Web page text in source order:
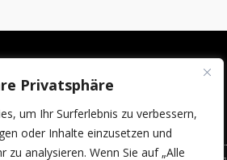
Privatsphäre
um Ihr Surferlebnis zu verbessern,
oder Inhalte einzusetzen und
zu analysieren. Wenn Sie auf „Alle
Ausstellerinfos